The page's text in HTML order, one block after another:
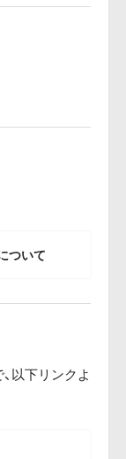
ついて
以下リンクよ